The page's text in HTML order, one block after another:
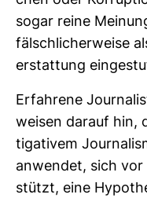
sogar reine
fälsch­li­cher­weise
erstat­tung
Erfah­rene
weisen darauf hin,
ti­ga­tivem
anwendet, sich vor
stützt, eine